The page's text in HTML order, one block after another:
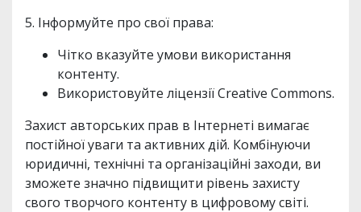
5. Інформуйте про свої права:
Чітко вказуйте умови використання
контенту.
Використовуйте ліцензії Creative Commons.
Захист авторських прав в Інтернеті вимагає
постійної уваги та активних дій. Комбінуючи
юридичні, технічні та організаційні заходи, ви
зможете значно підвищити рівень захисту
свого творчого контенту в цифровому світі.